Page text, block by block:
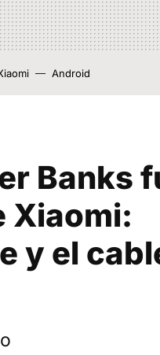
Android
Banks
Xiaomi:
y el